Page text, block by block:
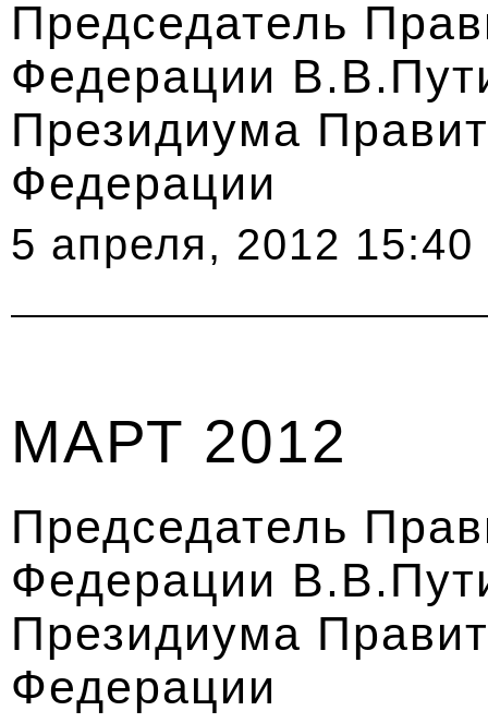
Председатель
Федерации
Президиума
Федерации
5 апреля, 2012 15:40
МАРТ 2012
Председатель
Федерации
Президиума
Федерации